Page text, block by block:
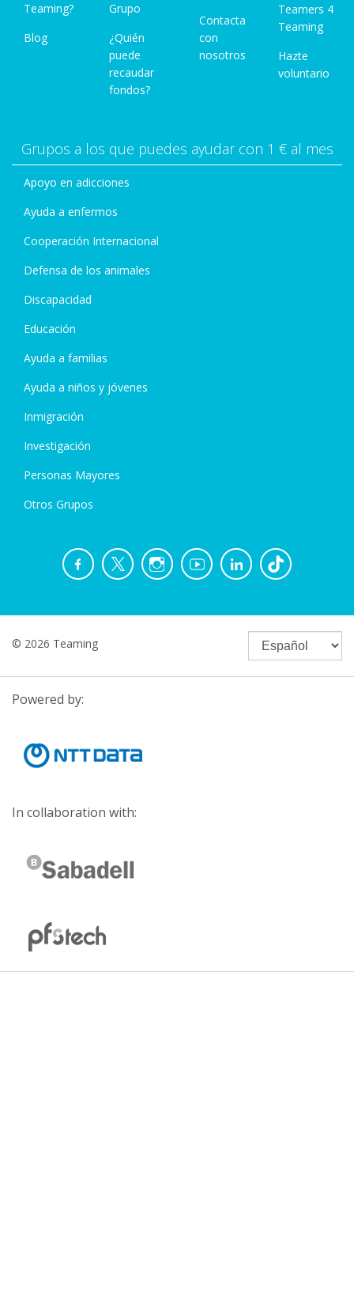
Teaming?
Blog
Grupo
¿Quién
puede
recaudar
fondos?
Contacta
con
nosotros
Teamers 4
Teaming
Hazte
voluntario
Grupos a los que puedes ayudar con 1 € al mes
Apoyo en adicciones
Ayuda a enfermos
Cooperación Internacional
Defensa de los animales
Discapacidad
Educación
Ayuda a familias
Ayuda a niños y jóvenes
Inmigración
Investigación
Personas Mayores
Otros Grupos
© 2026 Teaming
Powered by:
In collaboration with: